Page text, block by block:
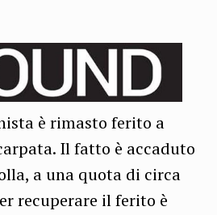
è rimasto ferito a
Il fatto è accaduto
a una quota di circa
recuperare il ferito è